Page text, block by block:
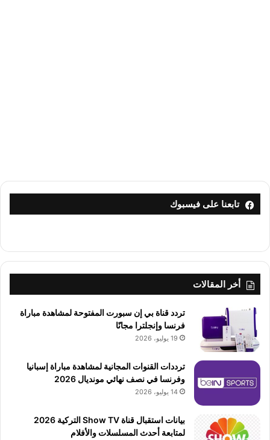
تابعنا على فيسبوك
أخر المقالات
تردد قناة بي إن سبورت المفتوحة لمشاهدة مباراة
فرنسا وإنجلترا مجانًا
19 يوليو، 2026
ترددات القنوات المجانية لمشاهدة مباراة إسبانيا
وفرنسا في نصف نهائي مونديال 2026
14 يوليو، 2026
بيانات استقبال قناة Show TV التركية 2026
لمتابعة أحدث المسلسلات والأفلام